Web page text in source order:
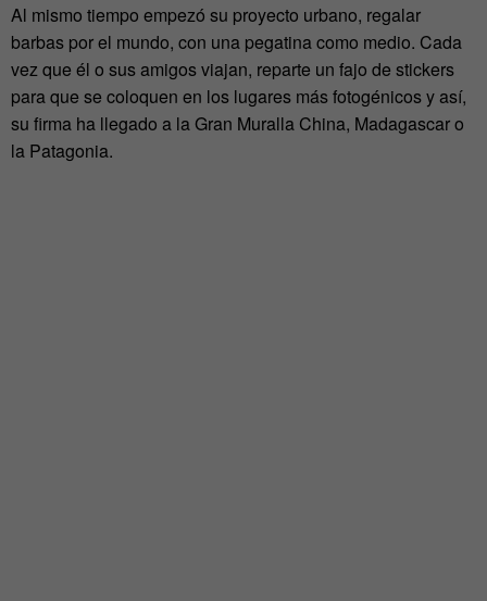
Al mismo tiempo empezó su proyecto urbano, regalar
barbas por el mundo, con una pegatina como medio. Cada
vez que él o sus amigos viajan, reparte un fajo de stickers
para que se coloquen en los lugares más fotogénicos y así,
su firma ha llegado a la Gran Muralla China, Madagascar o
la Patagonia.